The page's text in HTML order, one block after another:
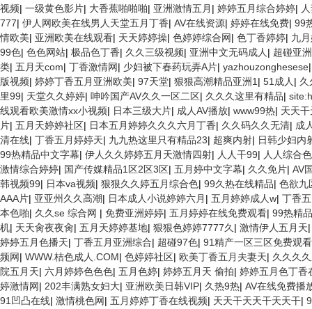
视频| 一级黄色影片| 大香蕉啪啪啪| 亚洲激情五月 | 婷婷五月综合婷婷|
777| 伊人网欧美在线男人天堂五月丁香| AV在线资源| 婷婷在线免费| 99
情欧美| 亚洲欧美在线观看| 天天婷婷操| 色婷婷综合网| 色丁香婷婷| 九
99色| 色色网站| 极品色丁香| 久久三级视频| 亚洲中文无码成人 | 超碰亚
类| 五月天com| 丁香激情网| 少妇被下春药玩弄A片| yazhouzonghesese
版视频| 婷婷丁香五月亚洲欧美| 97天堂| 狠狠高潮精品亚洲1 | 51成人 | 久
里99| 天堂久久婷婷| 呻吟国产AV久久一区二区| 久久久这里有精品|
线观看欧美激情xx小视频| 日本三级大片| 成人AV播放| www99热| 天天
片| 五月天婷婷社区| 日本五月婷婷久久久六月丁香| 久久码久久无清| 成
清在线| 丁香五月婷婷天| 九九热这里只有精品23| 超爽内射| 日韩少妇内
99热精品中文字幕| 伊人久久婷婷五月天激情四射| 人人干99| 人人综合色
激情综合婷婷| 国产传媒精品1区2区3区| 五月婷中文字幕| 久久免片| AV
韩视频99| 日本va视频| 狠狠久久婷五月综合色| 99久热在线精品| 色欲九
AAA片| 亚亚州久久高潮| 日本成人小说婷婷六月 | 五月婷婷成人w| 丁香
本色啪| 久久se 综合网 | 免费亚洲婷婷| 五月婷婷在线免费观看| 99热精
机| 天天肏夜夜肏| 五月天婷婷基地| 狠狠色婷婷7777久 | 激情伊人五月天
婷婷五月色播天| 丁香五月亚洲综合| 超碰97色| 91精产一区三区免费观看
频网| WWW.桔色成人.COM| 色婷婷社区| 欧美丁香五月夫妻天| 久久久
院五月天| 六月婷婷色色色| 五月色婷| 婷婷五月天 偷拍| 婷婷五月色丁香
婷激情网| 202丰满熟女妇大| 亚洲欧美日韩VIP| 久热9热| AV在线免费播
91凹凸在线| 激情桃色网| 五月婷婷丁香在线视频| 天天干天天干天天干|